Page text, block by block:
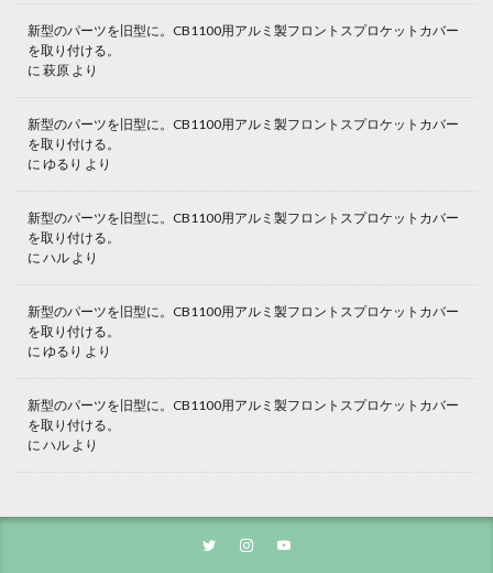
新型のパーツを旧型に。CB1100用アルミ製フロントスプロケットカバー
を取り付ける。
に 萩原 より
新型のパーツを旧型に。CB1100用アルミ製フロントスプロケットカバー
を取り付ける。
に ゆるり より
新型のパーツを旧型に。CB1100用アルミ製フロントスプロケットカバー
を取り付ける。
に ハル より
新型のパーツを旧型に。CB1100用アルミ製フロントスプロケットカバー
を取り付ける。
に ゆるり より
新型のパーツを旧型に。CB1100用アルミ製フロントスプロケットカバー
を取り付ける。
に ハル より